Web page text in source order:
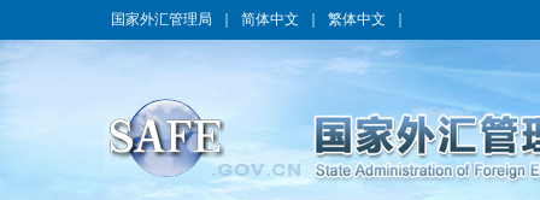
国家外汇管理局 简体中文 繁体中文